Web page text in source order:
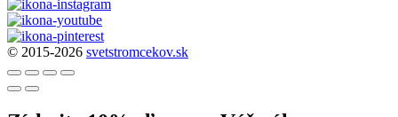
© 2015-2026 svetstromcekov.sk